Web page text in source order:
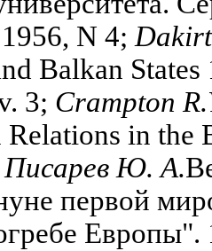
N 4;
Balkan
3; Crampton
in the
Писарев Ю. А.
первой